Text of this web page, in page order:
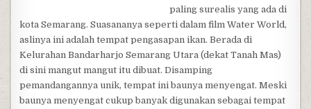
paling surealis yang ada di
kota Semarang. Suasananya seperti dalam film Water World,
aslinya ini adalah tempat pengasapan ikan. Berada di
Kelurahan Bandarharjo Semarang Utara (dekat Tanah Mas)
di sini mangut mangut itu dibuat. Disamping
pemandangannya unik, tempat ini baunya menyengat. Meski
baunya menyengat cukup banyak digunakan sebagai tempat